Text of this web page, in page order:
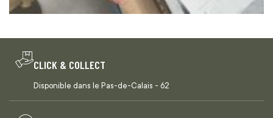
CLICK & COLLECT
Disponible dans le Pas-de-Calais - 62